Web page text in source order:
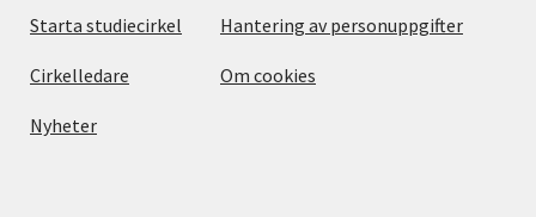
Starta studiecirkel
Cirkelledare
Nyheter
Hantering av personuppgifter
Om cookies